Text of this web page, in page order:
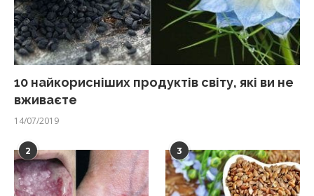
10 найкорисніших продуктів світу, які ви не
вживаєте
14/07/2019
2 3